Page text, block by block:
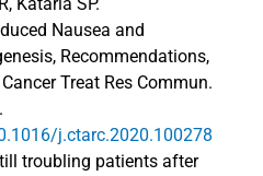
Kataria SP.
Nausea and
Recommendations,
Treat Res Commun.
j.ctarc.2020.100278
troubling patients after